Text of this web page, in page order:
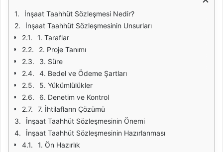
İnşaat Taahhüt Sözleşmesi Nedir?
İnşaat Taahhüt Sözleşmesinin Unsurları
1. Taraflar
2. Proje Tanımı
3. Süre
4. Bedel ve Ödeme Şartları
5. Yükümlülükler
6. Denetim ve Kontrol
7. İhtilafların Çözümü
İnşaat Taahhüt Sözleşmesinin Önemi
İnşaat Taahhüt Sözleşmesinin Hazırlanması
1. Ön Hazırlık